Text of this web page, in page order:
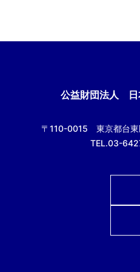
公益財団法人
〒110-0015 東京都台
TEL.03-